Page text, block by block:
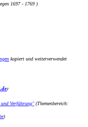
1697 - 1769 )
kopiert und weiterverwendet
:
Verführung" (Themenbereich:
)